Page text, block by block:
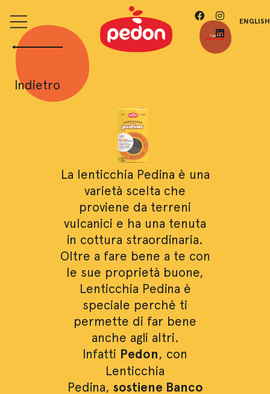
ENGLISH
Indietro
Tabella
Nutrizionale
La lenticchia Pedina è una
varietà scelta che
proviene da terreni
vulcanici e ha una tenuta
in cottura straordinaria.
Oltre a fare bene a te con
le sue proprietà buone,
Lenticchia Pedina è
speciale perché ti
permette di far bene
anche agli altri.
Infatti Pedon, con
Lenticchia
Pedina, sostiene Banco